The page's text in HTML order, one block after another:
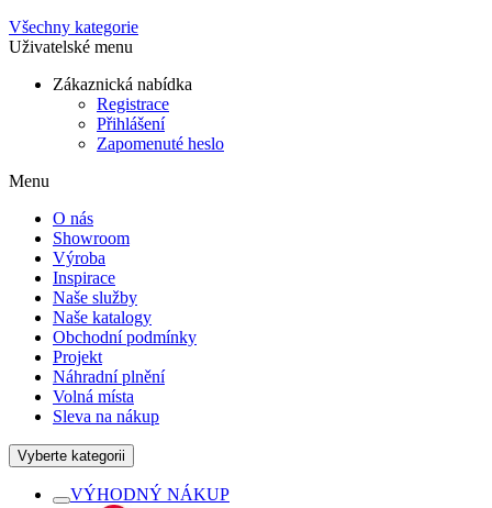
Všechny kategorie
Uživatelské menu
Zákaznická nabídka
Registrace
Přihlášení
Zapomenuté heslo
Menu
O nás
Showroom
Výroba
Inspirace
Naše služby
Naše katalogy
Obchodní podmínky
Projekt
Náhradní plnění
Volná místa
Sleva na nákup
Vyberte kategorii
VÝHODNÝ NÁKUP